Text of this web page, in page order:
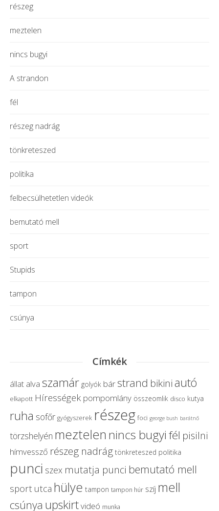
részeg
meztelen
nincs bugyi
A strandon
fél
részeg nadrág
tönkreteszed
politika
felbecsülhetetlen videók
bemutató mell
sport
Stupids
tampon
csúnya
Címkék
állat alva szamár golyók bár strand bikiniautó
elkapott Hírességek pompomlány összeomlik disco kutya
ruha sofőr gyógyszerek részeg foci george bush barátnő
törzshelyén meztelen nincs bugyifél pisilni
hímvessző részeg nadrág tönkreteszed politika
punci szex mutatja punci bemutató mell
sport utca hülye tampon tampon húr szíj mell
csúnya upskirtvideó munka